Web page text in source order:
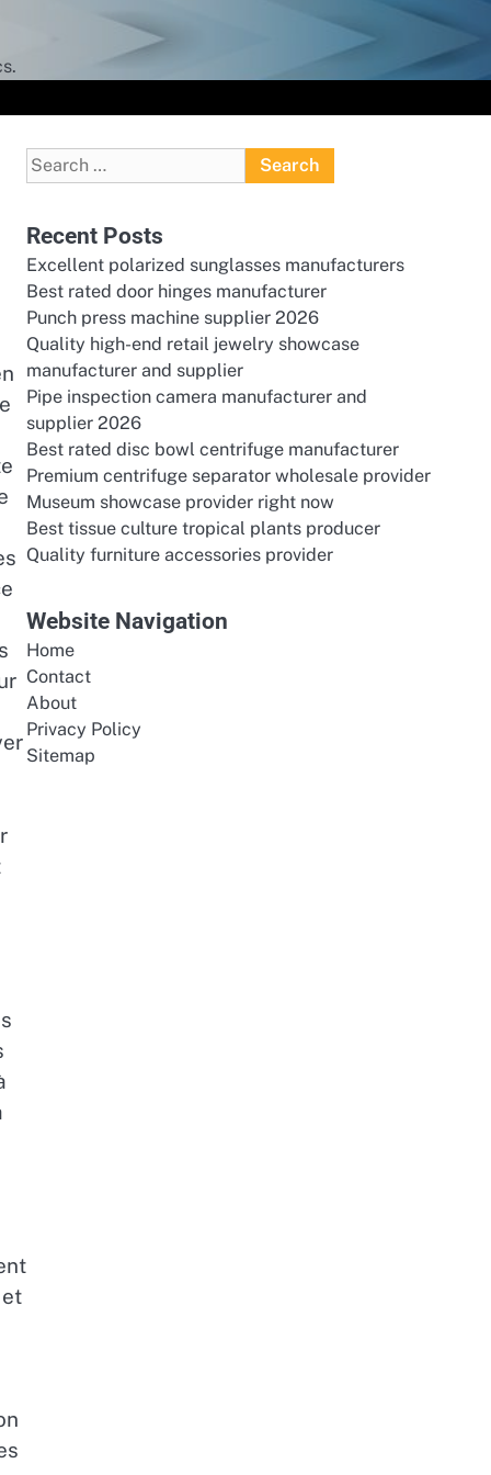
Search
for:
Recent Posts
Excellent polarized sunglasses manufacturers
Best rated door hinges manufacturer
Punch press machine supplier 2026
Quality high-end retail jewelry showcase
manufacturer and supplier
Pipe inspection camera manufacturer and
supplier 2026
Best rated disc bowl centrifuge manufacturer
Premium centrifuge separator wholesale provider
Museum showcase provider right now
Best tissue culture tropical plants producer
Quality furniture accessories provider
Website Navigation
Home
Contact
About
Privacy Policy
Sitemap